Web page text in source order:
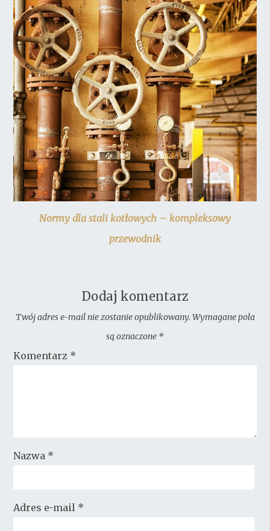
Normy dla stali kotłowych – kompleksowy
przewodnik
Dodaj komentarz
Twój adres e-mail nie zostanie opublikowany. Wymagane pola
są oznaczone *
Komentarz *
Nazwa *
Adres e-mail *